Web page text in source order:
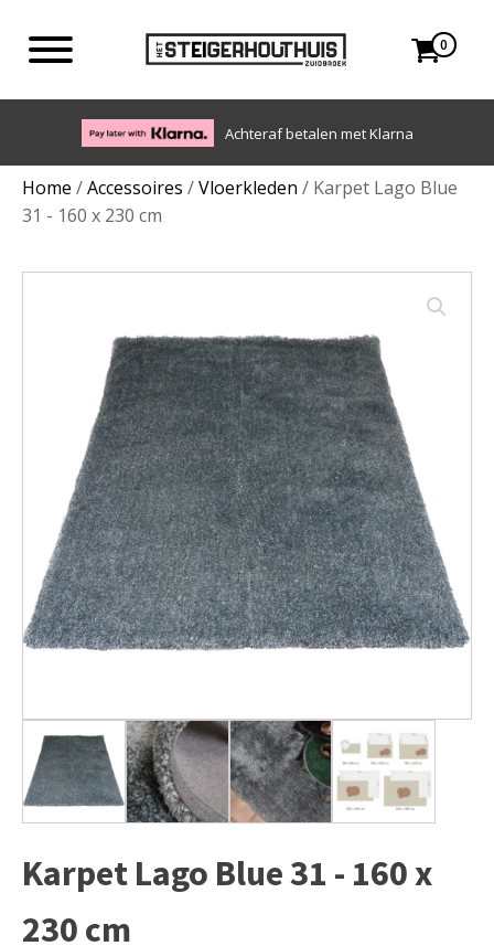
0
Eigen bezorgdienst in NL en BE. Afhalen ook mogelijk.
Home /Accessoires /Vloerkleden / Karpet Lago Blue
31 - 160 x 230 cm
Karpet Lago Blue 31 - 160 x
230 cm